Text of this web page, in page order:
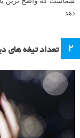
دهد.
۲ تعداد تیغه های